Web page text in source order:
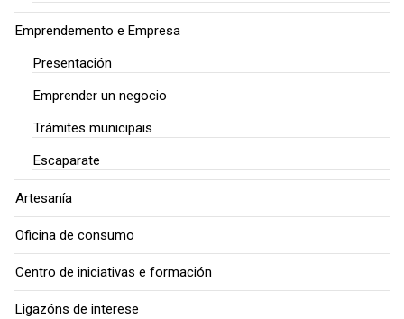
Emprendemento e Empresa
Presentación
Emprender un negocio
Trámites municipais
Escaparate
Artesanía
Oficina de consumo
Centro de iniciativas e formación
Ligazóns de interese